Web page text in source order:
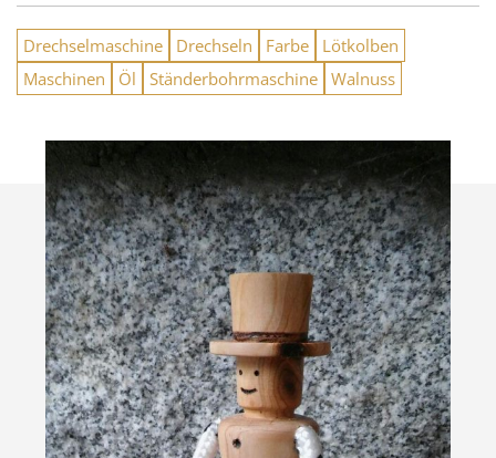
Drechselmaschine Drechseln Farbe
Lötkolben
Maschinen
Öl Ständerbohrmaschine Walnuss